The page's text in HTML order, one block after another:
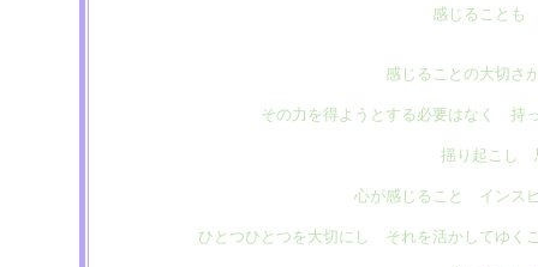
感じることも
感じることの大切さ
その力を得ようとする必要はなく 持
揺り起こし
心が感じること インス
ひとつひとつを大切にし それを活かしてゆ